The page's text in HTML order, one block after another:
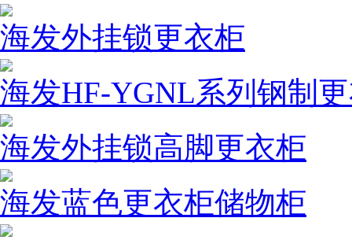
海发外挂锁更衣柜
海发HF-YGNL系列钢制
海发外挂锁高脚更衣柜
海发蓝色更衣柜储物柜